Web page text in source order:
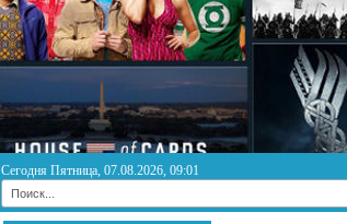
Сегодня Пятница, 07.08.2026, 09:01